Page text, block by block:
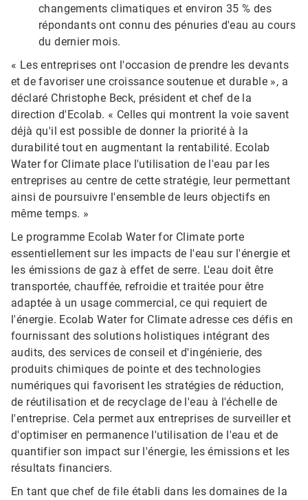
changements climatiques et environ 35 % des
répondants ont connu des pénuries d'eau au cours
du dernier mois.
« Les entreprises ont l'occasion de prendre les devants
et de favoriser une croissance soutenue et durable », a
déclaré Christophe Beck, président et chef de la
direction d'Ecolab. « Celles qui montrent la voie savent
déjà qu'il est possible de donner la priorité à la
durabilité tout en augmentant la rentabilité. Ecolab
Water for Climate place l'utilisation de l'eau par les
entreprises au centre de cette stratégie, leur permettant
ainsi de poursuivre l'ensemble de leurs objectifs en
même temps. »
Le programme Ecolab Water for Climate porte
essentiellement sur les impacts de l'eau sur l'énergie et
les émissions de gaz à effet de serre. L'eau doit être
transportée, chauffée, refroidie et traitée pour être
adaptée à un usage commercial, ce qui requiert de
l'énergie. Ecolab Water for Climate adresse ces défis en
fournissant des solutions holistiques intégrant des
audits, des services de conseil et d'ingénierie, des
produits chimiques de pointe et des technologies
numériques qui favorisent les stratégies de réduction,
de réutilisation et de recyclage de l'eau à l'échelle de
l'entreprise. Cela permet aux entreprises de surveiller et
d'optimiser en permanence l'utilisation de l'eau et de
quantifier son impact sur l'énergie, les émissions et les
résultats financiers.
En tant que chef de file établi dans les domaines de la